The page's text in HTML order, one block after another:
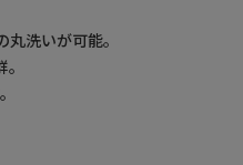
洗いが可能。